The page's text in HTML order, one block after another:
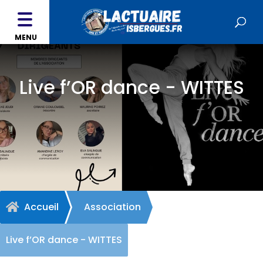
MENU
Live f’OR dance - WITTES
 Accueil Association
Live f’OR dance - WITTES